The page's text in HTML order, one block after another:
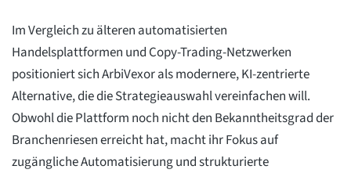
Im Vergleich zu älteren automatisierten
Handelsplattformen und Copy-Trading-Netzwerken
positioniert sich ArbiVexor als modernere, KI-zentrierte
Alternative, die die Strategieauswahl vereinfachen will.
Obwohl die Plattform noch nicht den Bekanntheitsgrad der
Branchenriesen erreicht hat, macht ihr Fokus auf
zugängliche Automatisierung und strukturierte